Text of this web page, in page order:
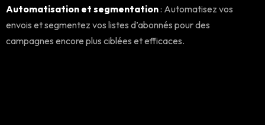
Automatisation et segmentation: Automatisez vos
envois et segmentez vos listes d’abonnés pour des
campagnes encore plus ciblées et efficaces.